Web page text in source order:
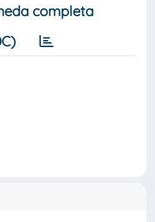
completa